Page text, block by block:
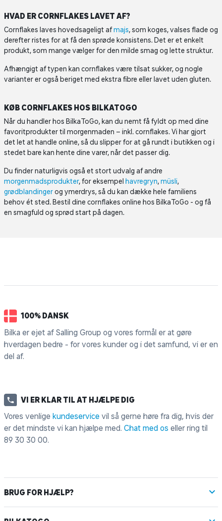
HVAD ER CORNFLAKES LAVET AF?
Cornflakes laves hovedsageligt afmajs, som koges, valses flade og
derefter ristes for at få den sprøde konsistens. Det er et enkelt
produkt, som mange vælger for den milde smag og lette struktur.
Afhængigt af typen kan cornflakes være tilsat sukker, og nogle
varianter er også beriget med ekstra fibre eller lavet uden gluten.
KØB CORNFLAKES HOS BILKATOGO
Når du handler hos BilkaToGo, kan du nemt få fyldt op med dine
favoritprodukter til morgenmaden – inkl. cornflakes. Vi har gjort
det let at handle online, så du slipper for at gå rundt i butikken og i
stedet bare kan hente dine varer, når det passer dig.
Du finder naturligvis også et stort udvalg af andre
morgenmadsprodukter, for eksempel havregryn,müsli,
grødblandingerog ymerdrys, så du kan dække hele familiens
behov ét sted. Bestil dine cornflakes online hos BilkaToGo - og få
en smagfuld og sprød start på dagen.
100% DANSK
Bilka er ejet af Salling Group og vores formål er at gøre
hverdagen bedre - for vores kunder og i det samfund, vi er en
del af.
VI ER KLAR TIL AT HJÆLPE DIG
Vores venlige kundeservice vil så gerne høre fra dig, hvis der
er det mindste vi kan hjælpe med. Chat med os eller ring til
89 30 30 00.
BRUG FOR HJÆLP?